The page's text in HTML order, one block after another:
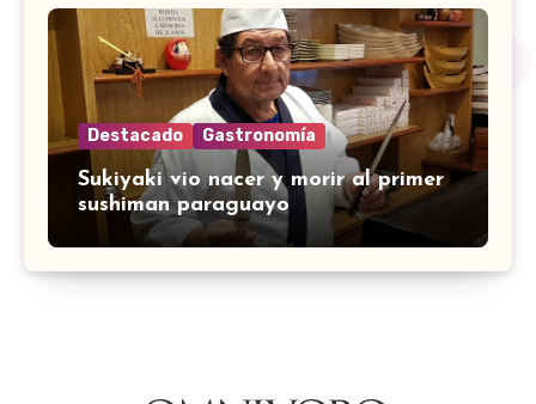
Destacado Gastronomía
Sukiyaki vio nacer y morir al primer
sushiman paraguayo